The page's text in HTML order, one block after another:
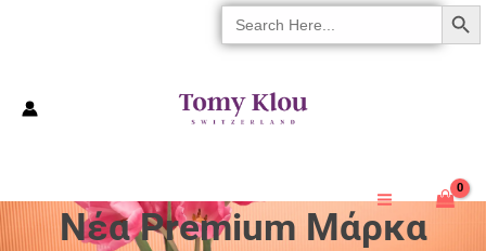
Search
For:
SEARCH
Νέα Premium Μάρκα